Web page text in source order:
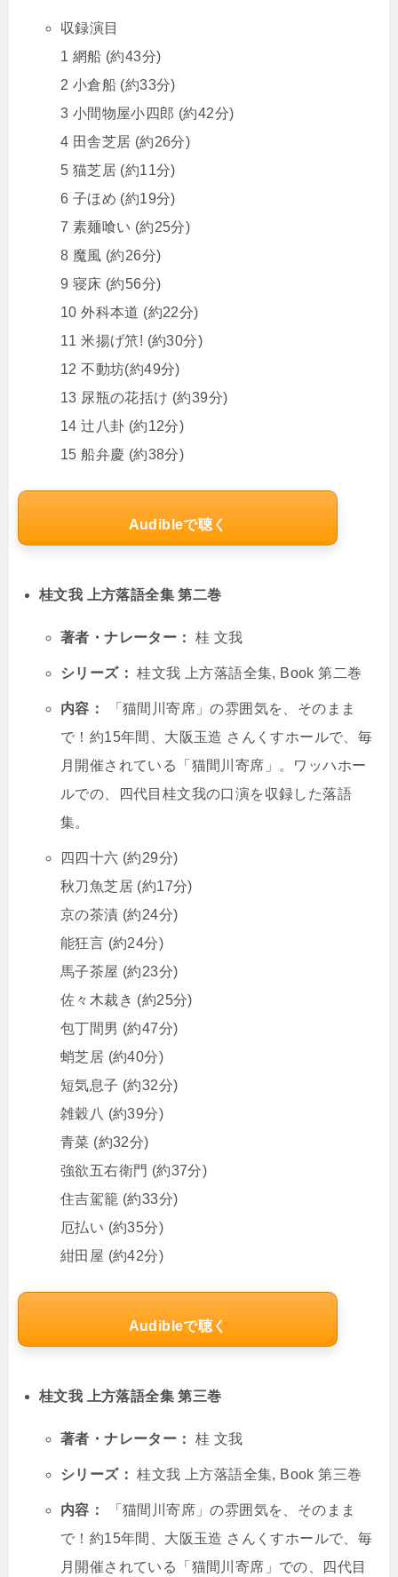
収録演目
1 網船 (約43分)
2 小倉船 (約33分)
3 小間物屋小四郎 (約42分)
4 田舎芝居 (約26分)
5 猫芝居 (約11分)
6 子ほめ (約19分)
7 素麺喰い (約25分)
8 魔風 (約26分)
9 寝床 (約56分)
10 外科本道 (約22分)
11 米揚げ笊! (約30分)
12 不動坊(約49分)
13 尿瓶の花括け (約39分)
14 辻八卦 (約12分)
15 船弁慶 (約38分)
Audibleで聴く
桂文我 上方落語全集 第二巻
著者・ナレーター： 桂 文我
シリーズ： 桂文我 上方落語全集, Book 第二巻
内容：
「猫間川寄席」の雰囲気を、そのまま
で！約15年間、大阪玉造 さんくすホールで、毎
月開催されている「猫間川寄席」。ワッハホー
ルでの、四代目桂文我の口演を収録した落語
集。
四四十六 (約29分)
秋刀魚芝居 (約17分)
京の茶漬 (約24分)
能狂言 (約24分)
馬子茶屋 (約23分)
佐々木裁き (約25分)
包丁間男 (約47分)
蛸芝居 (約40分)
短気息子 (約32分)
雑穀八 (約39分)
青菜 (約32分)
強欲五右衛門 (約37分)
住吉駕籠 (約33分)
厄払い (約35分)
紺田屋 (約42分)
Audibleで聴く
桂文我 上方落語全集 第三巻
著者・ナレーター： 桂 文我
シリーズ： 桂文我 上方落語全集, Book 第三巻
内容：
「猫間川寄席」の雰囲気を、そのまま
で！約15年間、大阪玉造 さんくすホールで、毎
月開催されている「猫間川寄席」での、四代目